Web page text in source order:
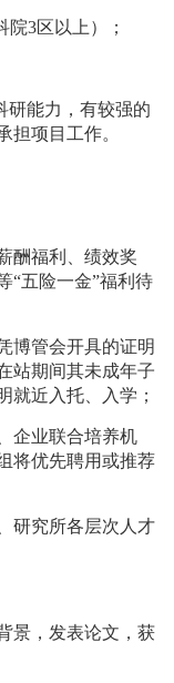
院3区以上）；
研能力，有较强的
担项目工作。
酬福利、绩效奖
“五险一金”福利待
博管会开具的证明
站期间其未成年子
就近入托、入学；
企业联合培养机
将优先聘用或推荐
研究所各层次人才
景，发表论文，获